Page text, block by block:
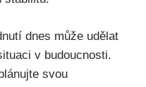
dnes může udělat
v budoucnosti.
svou